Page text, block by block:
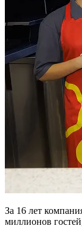
За 16 лет
миллионов